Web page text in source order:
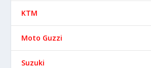
KTM
Moto Guzzi
Suzuki